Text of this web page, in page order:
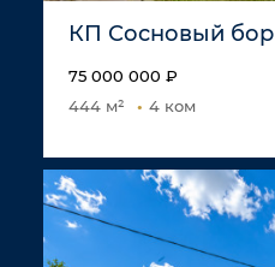
КП Сосновый бор
75 000 000 ₽
444 м²
4 ком